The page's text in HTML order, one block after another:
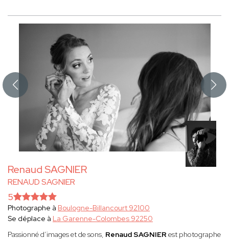
Renaud SAGNIER
RENAUD SAGNIER
5
Photographe à Boulogne-Billancourt 92100
Se déplace à La Garenne-Colombes 92250
Passionné d’images et de sons, Renaud SAGNIER est photographe